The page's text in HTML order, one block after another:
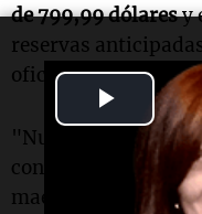
Play
de 799,99 dólaresy
reservas
oficial al mercado el
"Nuestro objetivo
con el máximo
maestro de diseño